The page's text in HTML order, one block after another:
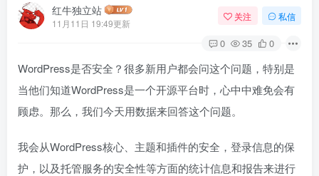
红牛独立站
11月11日 19:49更新
关注 私信
0 35 0
WordPress是否安全？很多新用户都会问这个问题，特别是
当他们知道WordPress是一个开源平台时，心中中难免会有
顾虑。那么，我们今天用数据来回答这个问题。
我会从WordPress核心、主题和插件的安全，登录信息的保
护，以及托管服务的安全性等方面的统计信息和报告来进行